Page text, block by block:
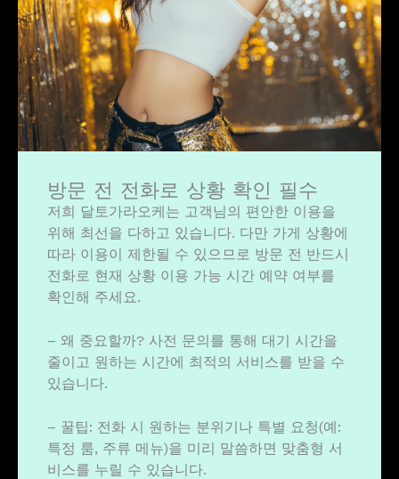
방문 전 전화로 상황 확인 필수
저희 달토가라오케는 고객님의 편안한 이용을
위해 최선을 다하고 있습니다. 다만 가게 상황에
따라 이용이 제한될 수 있으므로 방문 전 반드시
전화로 현재 상황 이용 가능 시간 예약 여부를
확인해 주세요.
– 왜 중요할까? 사전 문의를 통해 대기 시간을
줄이고 원하는 시간에 최적의 서비스를 받을 수
있습니다.
– 꿀팁: 전화 시 원하는 분위기나 특별 요청(예:
특정 룸, 주류 메뉴)을 미리 말씀하면 맞춤형 서
비스를 누릴 수 있습니다.